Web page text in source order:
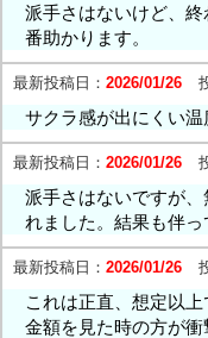
派手さはないけど、
番助かります。
最新投稿日： 2026/01/26
サクラ感が出にくい温
最新投稿日： 2026/01/26
派手さはないですが
れました。結果も伴っ
最新投稿日： 2026/01/26
これは正直、想定以
金額を見た時の方が衝